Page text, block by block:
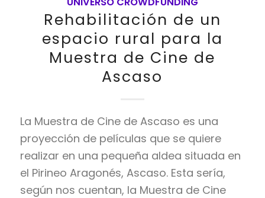
Rehabilitación de un
espacio rural para la
Muestra de Cine de
Ascaso
La Muestra de Cine de Ascaso es una
proyección de películas que se quiere
realizar en una pequeña aldea situada en
el Pirineo Aragonés, Ascaso. Esta sería,
según nos cuentan, la Muestra de Cine